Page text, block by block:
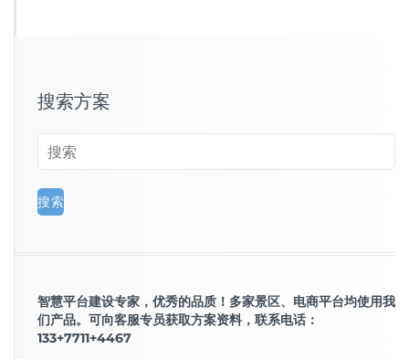
搜索方案
智慧平台建设专家，优秀的品质！多家景区、电商平台均使用我
们产品。可向客服专员获取方案资料，联系电话：
133+7711+4467